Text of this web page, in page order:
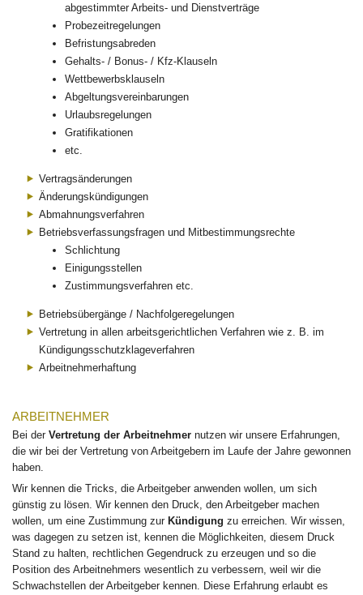
abgestimmter Arbeits- und Dienstverträge
Probezeitregelungen
Befristungsabreden
Gehalts- / Bonus- / Kfz-Klauseln
Wettbewerbsklauseln
Abgeltungsvereinbarungen
Urlaubsregelungen
Gratifikationen
etc.
Vertragsänderungen
Änderungskündigungen
Abmahnungsverfahren
Betriebsverfassungsfragen und Mitbestimmungsrechte
Schlichtung
Einigungsstellen
Zustimmungsverfahren etc.
Betriebsübergänge / Nachfolgeregelungen
Vertretung in allen arbeitsgerichtlichen Verfahren wie z. B. im
Kündigungsschutzklageverfahren
Arbeitnehmerhaftung
ARBEITNEHMER
Bei der Vertretung der Arbeitnehmer nutzen wir unsere Erfahrungen,
die wir bei der Vertretung von Arbeitgebern im Laufe der Jahre gewonnen
haben.
Wir kennen die Tricks, die Arbeitgeber anwenden wollen, um sich
günstig zu lösen. Wir kennen den Druck, den Arbeitgeber machen
wollen, um eine Zustimmung zur Kündigung zu erreichen. Wir wissen,
was dagegen zu setzen ist, kennen die Möglichkeiten, diesem Druck
Stand zu halten, rechtlichen Gegendruck zu erzeugen und so die
Position des Arbeitnehmers wesentlich zu verbessern, weil wir die
Schwachstellen der Arbeitgeber kennen. Diese Erfahrung erlaubt es